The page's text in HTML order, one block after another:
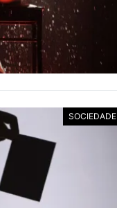
SOCIEDADE